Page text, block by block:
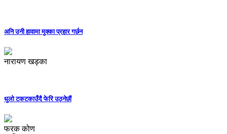
अनि उनी हावामा मुक्का प्रहार गर्छन
नारायण खड्का
धुलो टकटकाउँदै फेरि उठ्नेछौं
फरक कोण